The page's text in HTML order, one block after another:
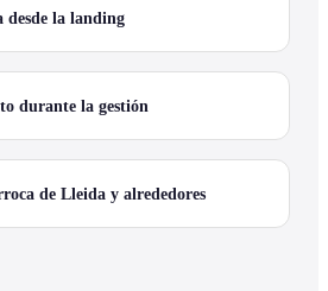
la landing
durante la gestión
de Lleida y alrededores